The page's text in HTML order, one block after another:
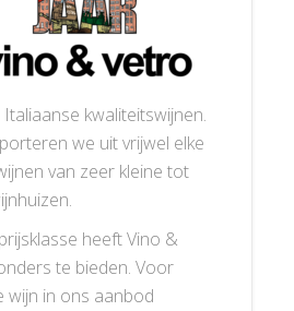
kwaliteitswijnen.
we uit vrijwel elke
van zeer kleine tot
heeft Vino &
te bieden. Voor
wijn in ons aanbod